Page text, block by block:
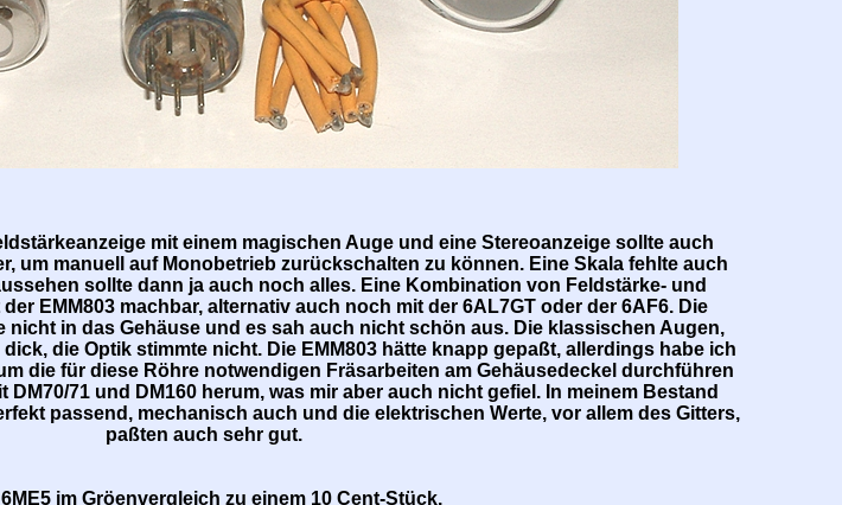
mit einem magischen Auge und eine Stereoanzeige sollte auch
um manuell auf Monobetrieb zurückschalten zu können. Eine Skala fehlte auch
sollte dann ja auch noch alles. Eine Kombination von Feldstärke- und
EMM803 machbar, alternativ auch noch mit der 6AL7GT oder der 6AF6. Die
nicht in das Gehäuse und es sah auch nicht schön aus. Die klassischen Augen,
die Optik stimmte nicht. Die EMM803 hätte knapp gepaßt, allerdings habe ich
die für diese Röhre notwendigen Fräsarbeiten am Gehäusedeckel durchführen
71 und DM160 herum, was mir aber auch nicht gefiel. In meinem Bestand
passend, mechanisch auch und die elektrischen Werte, vor allem des Gitters,
paßten auch sehr gut.
6ME5 im Gröenvergleich zu einem 10 Cent-Stück.